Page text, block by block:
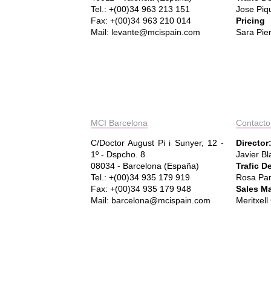
Tel.: +(00)34 963 213 151
Fax: +(00)34 963 210 014
Mail: levante@mcispain.com
Jose
Pricing
Sara
MCI Barcelona
C/Doctor August Pi i Sunyer, 12 -
1º - Dspcho. 8
08034 - Barcelona (España)
Tel.: +(00)34 935 179 919
Fax: +(00)34 935 179 948
Mail: barcelona@mcispain.com
Director:
Javier
Trafic
Rosa
Sales
Meritxell